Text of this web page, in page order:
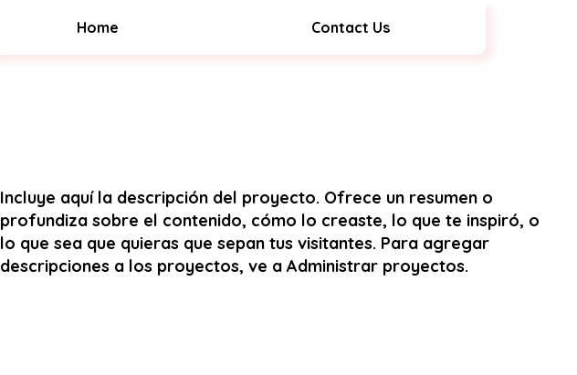
Home Contact Us
Incluye aquí la descripción del proyecto. Ofrece un resumen o
profundiza sobre el contenido, cómo lo creaste, lo que te inspiró, o
lo que sea que quieras que sepan tus visitantes. Para agregar
descripciones a los proyectos, ve a Administrar proyectos.